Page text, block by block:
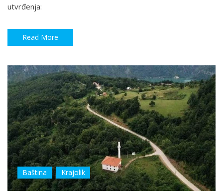
utvrđenja:
Read More
Baština Krajolik